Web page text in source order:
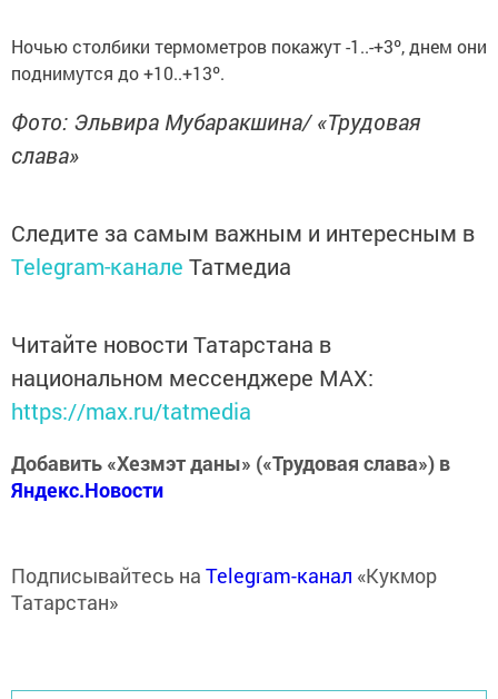
Ночью столбики термометров покажут -1..-+3º, днем они
поднимутся до +10..+13º.
Фото: Эльвира Мубаракшина/ «Трудовая
слава»
Следите за самым важным и интересным в
Telegram-канале Татмедиа
Читайте новости Татарстана в
национальном мессенджере MАХ:
https://max.ru/tatmedia
Добавить «Хезмэт даны» («Трудовая слава») в
Яндекс.Новости
Подписывайтесь на Telegram-канал «Кукмор
Татарстан»